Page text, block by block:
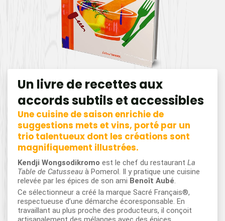
Un livre de recettes aux
accords subtils et accessibles
Une cuisine de saison enrichie de
suggestions mets et vins, porté par un
trio talentueux dont les créations sont
magnifiquement illustrées.
Kendji Wongsodikromo est le chef du restaurant La
Table de Catusseau à Pomerol. Il y pratique une cuisine
relevée par les épices de son ami Benoît Aubé.
Ce sélectionneur a créé la marque Sacré Français®,
respectueuse d’une démarche écoresponsable. En
travaillant au plus proche des producteurs, il conçoit